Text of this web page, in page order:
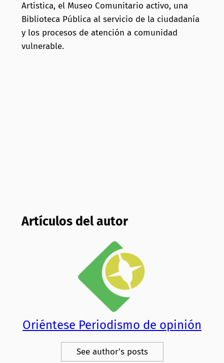
Artística, el Museo Comunitario activo, una
Biblioteca Pública al servicio de la ciudadanía
y los procesos de atención a comunidad
vulnerable.
Artículos del autor
Oriéntese Periodismo de opinión
See author's posts